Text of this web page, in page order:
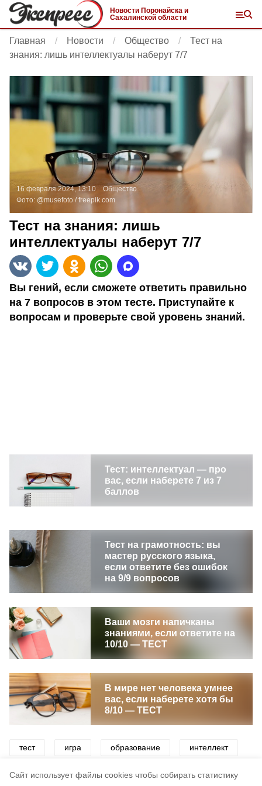
Cайт использует файлы cookies чтобы собирать статистику
Новости Поронайска и
Сахалинской области
Главная Новости Общество
Тест на
знания: лишь интеллектуалы наберут 7/7
16 февраля 2024, 13:10
Общество
Фото: @musefoto /freepik.com
Тест на знания: лишь
интеллектуалы наберут 7/7
Вы гений, если сможете ответить правильно
на 7 вопросов в этом тесте. Приступайте к
вопросам и проверьте свой уровень знаний.
Тест: интеллектуал — про
вас, если наберете 7 из 7
баллов
Тест на грамотность: вы
мастер русского языка,
если ответите без ошибок
на 9/9 вопросов
Ваши мозги напичканы
знаниями, если ответите на
10/10 — ТЕСТ
В мире нет человека умнее
вас, если наберете хотя бы
8/10 — ТЕСТ
тест игра образование интеллект
викторины школа